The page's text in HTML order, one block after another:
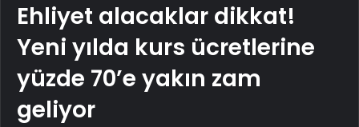
Ehliyet alacaklar dikkat!
Yeni yılda kurs ücretlerine
yüzde 70’e yakın zam
geliyor